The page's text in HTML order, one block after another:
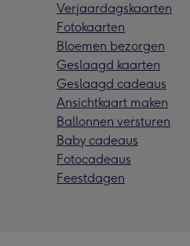
Verjaardagskaarten
Fotokaarten
Bloemen bezorgen
Geslaagd kaarten
Geslaagd cadeaus
Ansichtkaart maken
Ballonnen versturen
Baby cadeaus
Fotocadeaus
Feestdagen